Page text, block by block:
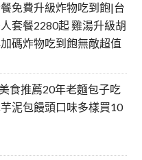
免費升級炸物吃到飽|台
套餐2280起 雞湯升級胡
碼炸物吃到飽無敵超值
食推薦20年老麵包子吃
泥包饅頭口味多樣買10